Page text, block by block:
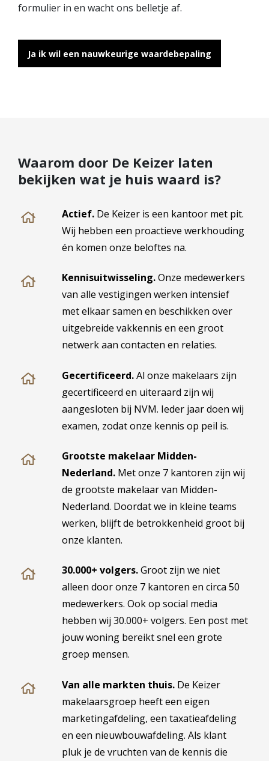
formulier in en wacht ons belletje af.
Ja ik wil een nauwkeurige waardebepaling
Waarom door De Keizer laten
bekijken wat je huis waard is?
Actief. De Keizer is een kantoor met pit.
Wij hebben een proactieve werkhouding
én komen onze beloftes na.
Kennisuitwisseling.Onze medewerkers
van alle vestigingen werken intensief
met elkaar samen en beschikken over
uitgebreide vakkennis en een groot
netwerk aan contacten en relaties.
Gecertificeerd.Al onze makelaars zijn
gecertificeerd en uiteraard zijn wij
aangesloten bij NVM. Ieder jaar doen wij
examen, zodat onze kennis op peil is.
Grootste makelaar Midden-
Nederland. Met onze 7 kantoren zijn wij
de grootste makelaar van Midden-
Nederland. Doordat we in kleine teams
werken, blijft de betrokkenheid groot bij
onze klanten.
30.000+ volgers.Groot zijn we niet
alleen door onze 7 kantoren en circa 50
medewerkers. Ook op social media
hebben wij 30.000+ volgers. Een post met
jouw woning bereikt snel een grote
groep mensen.
Van alle markten thuis. De Keizer
makelaarsgroep heeft een eigen
marketingafdeling, een taxatieafdeling
en een nieuwbouwafdeling. Als klant
pluk je de vruchten van de kennis die